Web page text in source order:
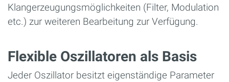
Klangerzeugungsmöglichkeiten (Filter, Modulation
etc.) zur weiteren Bearbeitung zur Verfügung.
Flexible Oszillatoren als Basis
Jeder Oszillator besitzt eigenständige Parameter